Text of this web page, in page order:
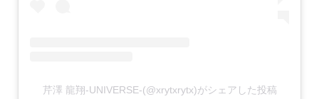
芹澤 龍翔-UNIVERSE-(@xrytxrytx)がシェアした投稿